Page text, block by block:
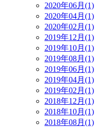
2020年06月(1)
2020年04月(1)
2020年02月(1)
2019年12月(1)
2019年10月(1)
2019年08月(1)
2019年06月(1)
2019年04月(1)
2019年02月(1)
2018年12月(1)
2018年10月(1)
2018年08月(1)